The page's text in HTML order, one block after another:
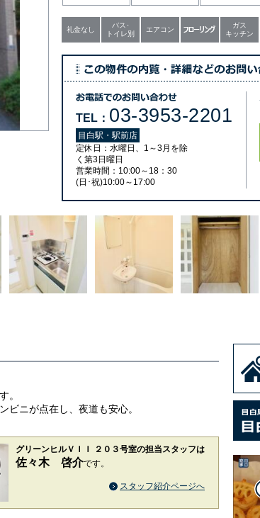
礼金なし
バス･
トイレ別
エアコン
ガス
キッチン
TEL： 03-3953-2201
目白駅・駅前店
定休日：水曜日、1～3月を除
く第3日曜日
営業時間：10:00～18：30
(日･祝)10:00～17:00
。
ビニが点在し、夜道も安心。
グリーンヒルＶＩＩ ２０３号室の担当スタッフは
佐々木 啓介です。
スタッフ紹介ページへ